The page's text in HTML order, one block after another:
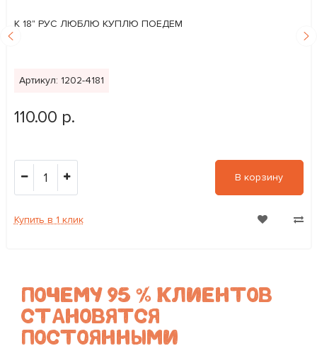
К 18" РУС ЛЮБЛЮ КУПЛЮ ПОЕДЕМ
Артикул: 1202-4181
110.00 р.
1 В корзину
Купить в 1 клик
ПОЧЕМУ 95 % КЛИЕНТОВ
СТАНОВЯТСЯ
ПОСТОЯННЫМИ